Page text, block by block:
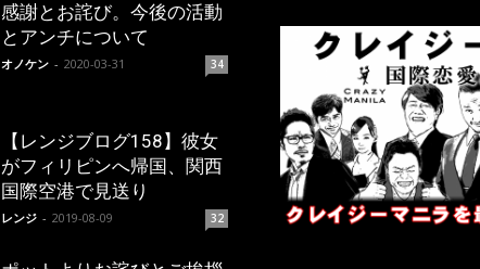
感謝とお詫び。今後の活動
とアンチについて
オノケン - 2020-03-31 34
【レンジブログ158】彼女
がフィリピンへ帰国、関西
国際空港で見送り
レンジ - 2019-08-09 32